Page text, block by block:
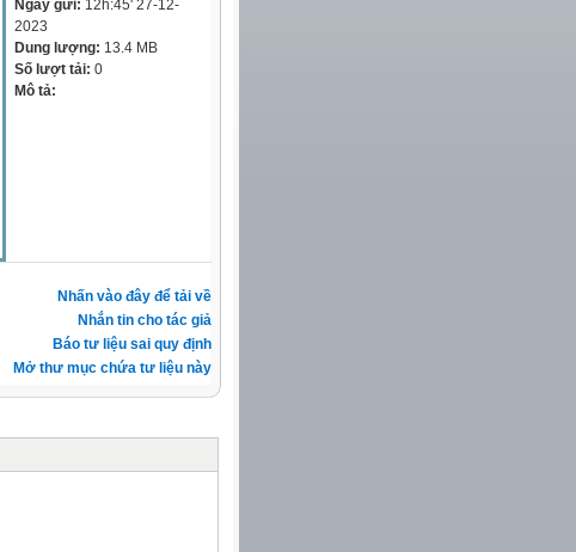
Ngày gửi: 12h:45' 27-12-
2023
Dung lượng: 13.4 MB
Số lượt tải: 0
Mô tả:
Nhấn vào đây để tải về
Nhắn tin cho tác giả
Báo tư liệu sai quy định
Mở thư mục chứa tư liệu này